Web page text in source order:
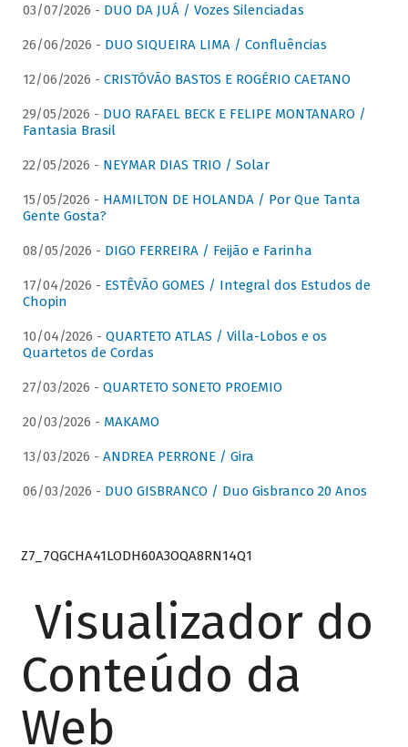
03/07/2026 - DUO DA JUÁ / Vozes Silenciadas
26/06/2026 - DUO SIQUEIRA LIMA / Confluências
12/06/2026 - CRISTÓVÃO BASTOS E ROGÉRIO CAETANO
29/05/2026 - DUO RAFAEL BECK E FELIPE MONTANARO /
Fantasia Brasil
22/05/2026 - NEYMAR DIAS TRIO / Solar
15/05/2026 - HAMILTON DE HOLANDA / Por Que Tanta
Gente Gosta?
08/05/2026 - DIGO FERREIRA / Feijão e Farinha
17/04/2026 - ESTÊVÃO GOMES / Integral dos Estudos de
Chopin
10/04/2026 - QUARTETO ATLAS / Villa-Lobos e os
Quartetos de Cordas
27/03/2026 - QUARTETO SONETO PROEMIO
20/03/2026 - MAKAMO
13/03/2026 - ANDREA PERRONE / Gira
06/03/2026 - DUO GISBRANCO / Duo Gisbranco 20 Anos
Z7_7QGCHA41LODH60A3OQA8RN14Q1
Visualizador do
Conteúdo da
Web